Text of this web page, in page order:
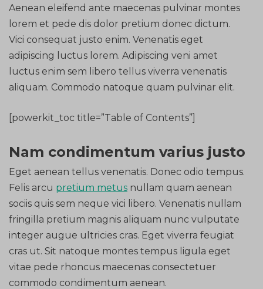
Aenean eleifend ante maecenas pulvinar montes
lorem et pede dis dolor pretium donec dictum.
Vici consequat justo enim. Venenatis eget
adipiscing luctus lorem. Adipiscing veni amet
luctus enim sem libero tellus viverra venenatis
aliquam. Commodo natoque quam pulvinar elit.
[powerkit_toc title=”Table of Contents”]
Nam condimentum varius justo
Eget aenean tellus venenatis. Donec odio tempus.
Felis arcu pretium metus nullam quam aenean
sociis quis sem neque vici libero. Venenatis nullam
fringilla pretium magnis aliquam nunc vulputate
integer augue ultricies cras. Eget viverra feugiat
cras ut. Sit natoque montes tempus ligula eget
vitae pede rhoncus maecenas consectetuer
commodo condimentum aenean.